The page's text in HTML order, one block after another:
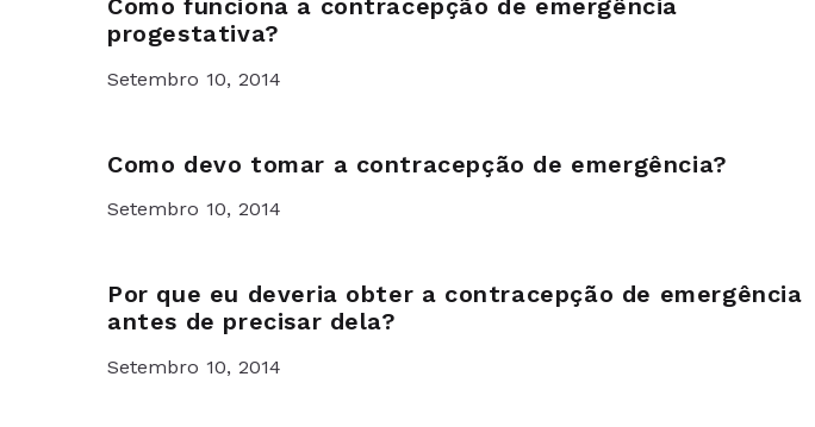
Como funciona a contracepção de emergência
progestativa?
Setembro 10, 2014
Como devo tomar a contracepção de emergência?
Setembro 10, 2014
Por que eu deveria obter a contracepção de emergência
antes de precisar dela?
Setembro 10, 2014